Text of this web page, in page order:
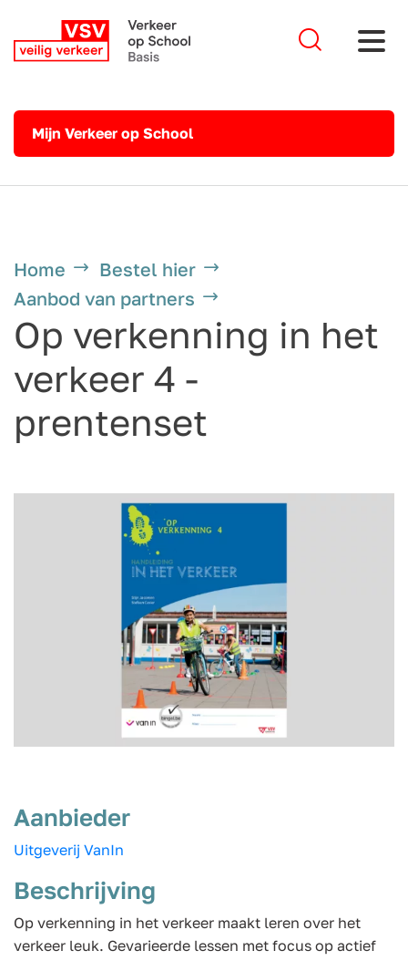
Mijn Verkeer op School
Home
Bestel hier
Aanbod van partners
Op verkenning in het
verkeer 4 -
prentenset
Aanbieder
Uitgeverij VanIn
Beschrijving
Op verkenning in het verkeer maakt leren over het
verkeer leuk. Gevarieerde lessen met focus op actief